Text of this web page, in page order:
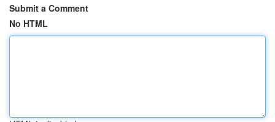
Submit a Comment
No HTML